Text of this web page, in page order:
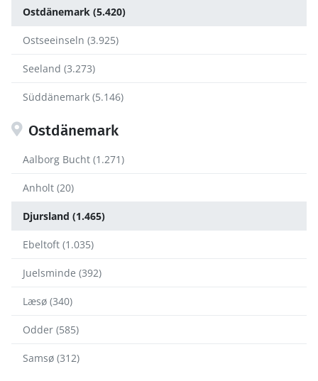
Ostdänemark (5.420)
Ostseeinseln (3.925)
Seeland (3.273)
Süddänemark (5.146)
Ostdänemark
Aalborg Bucht (1.271)
Anholt (20)
Djursland (1.465)
Ebeltoft (1.035)
Juelsminde (392)
Læsø (340)
Odder (585)
Samsø (312)